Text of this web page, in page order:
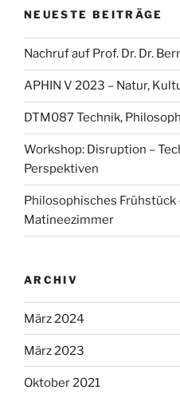
NEUESTE BEITRÄGE
Nachruf auf Prof. Dr. Dr.
APHIN V 2023 – Natur,
DTM087 Technik,
Workshop: Disruption –
Perspektiven
Philosophisches Frühstück
Matineezimmer
ARCHIV
März 2024
März 2023
Oktober 2021